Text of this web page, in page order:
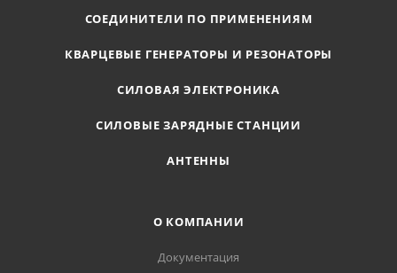
СОЕДИНИТЕЛИ ПО ПРИМЕНЕНИЯМ
КВАРЦЕВЫЕ ГЕНЕРАТОРЫ И РЕЗОНАТОРЫ
СИЛОВАЯ ЭЛЕКТРОНИКА
СИЛОВЫЕ ЗАРЯДНЫЕ СТАНЦИИ
АНТЕННЫ
О КОМПАНИИ
Документация